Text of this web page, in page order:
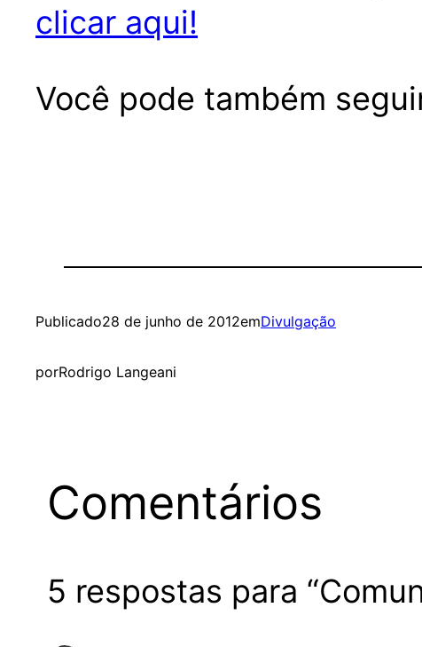
clicar aqui!
Você pode também
Publicado28 de junho de 2012emDivulgação
porRodrigo Langeani
Comentários
5 respostas para